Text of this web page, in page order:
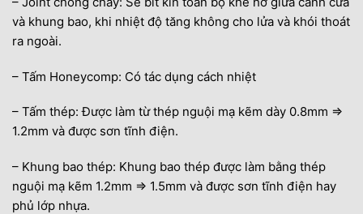
và khung bao, khi nhiệt độ tăng không cho lửa và khói thoát
ra ngoài.
– Tấm Honeycomp: Có tác dụng cách nhiệt
– Tấm thép: Được làm từ thép nguội mạ kẽm dày 0.8mm =>
1.2mm và được sơn tĩnh điện.
– Khung bao thép: Khung bao thép được làm bằng thép
nguội mạ kẽm 1.2mm => 1.5mm và được sơn tĩnh điện hay
phủ lớp nhựa.